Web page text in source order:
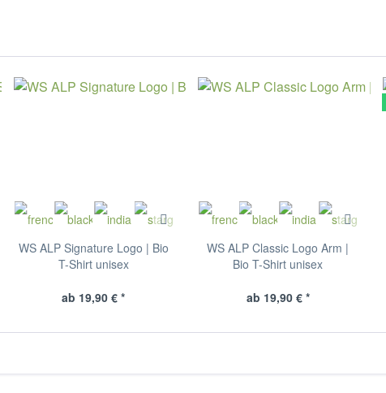
WS ALP Signature Logo | Bio
T-Shirt unisex
ab 19,90 € *
WS ALP Classic Logo Arm |
Bio T-Shirt unisex
ab 19,90 € *